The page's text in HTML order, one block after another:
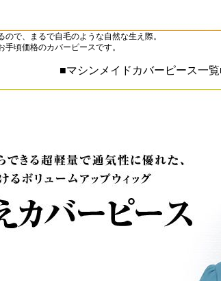
で、まるで自毛のような自然な生え際。
頃価格のカバーピースです。
■マシンメイドカバーピース一